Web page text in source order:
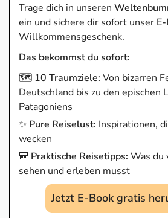
Trage dich in unseren
ein und sichere dir sofort unser
Willkommensgeschenk.
Das bekommst du sofort:
🗺️ 10 Traumziele: Von bizarren
Deutschland bis zu den epischen
Patagoniens
✨ Pure Reiselust: Inspirationen,
wecken
🎒 Praktische Reisetipps: Was du
sehen und erleben musst
Jetzt E-Book gratis